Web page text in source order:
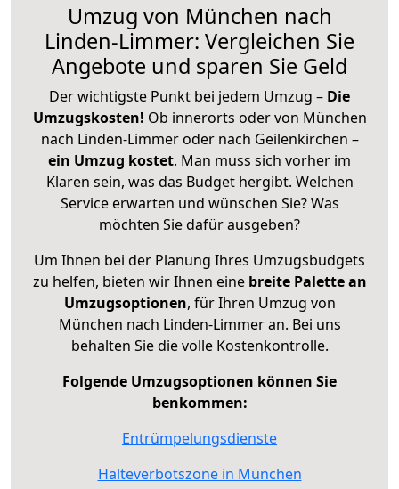
Umzug von München nach
Linden-Limmer: Vergleichen Sie
Angebote und sparen Sie Geld
Der wichtigste Punkt bei jedem Umzug – Die
Umzugskosten! Ob innerorts oder von München
nach Linden-Limmer oder nach Geilenkirchen –
ein Umzug kostet. Man muss sich vorher im
Klaren sein, was das Budget hergibt. Welchen
Service erwarten und wünschen Sie? Was
möchten Sie dafür ausgeben?
Um Ihnen bei der Planung Ihres Umzugsbudgets
zu helfen, bieten wir Ihnen eine breite Palette an
Umzugsoptionen, für Ihren Umzug von
München nach Linden-Limmer an. Bei uns
behalten Sie die volle Kostenkontrolle.
Folgende Umzugsoptionen können Sie
benkommen:
Entrümpelungsdienste
Halteverbotszone in München